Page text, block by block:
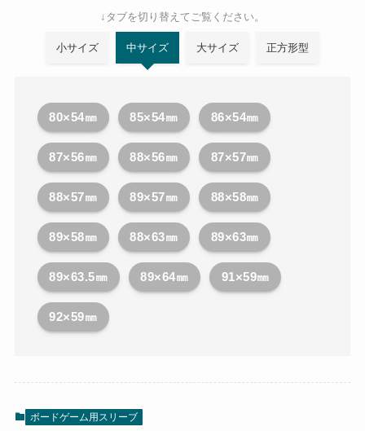
↓タブを切り替えてご覧ください。
小サイズ 中サイズ 大サイズ 正方形型
80×54㎜ 85×54㎜ 86×54㎜
87×56㎜ 88×56㎜ 87×57㎜
88×57㎜ 89×57㎜ 88×58㎜
89×58㎜ 88×63㎜ 89×63㎜
89×63.5㎜ 89×64㎜ 91×59㎜
92×59㎜
ボードゲーム用スリーブ